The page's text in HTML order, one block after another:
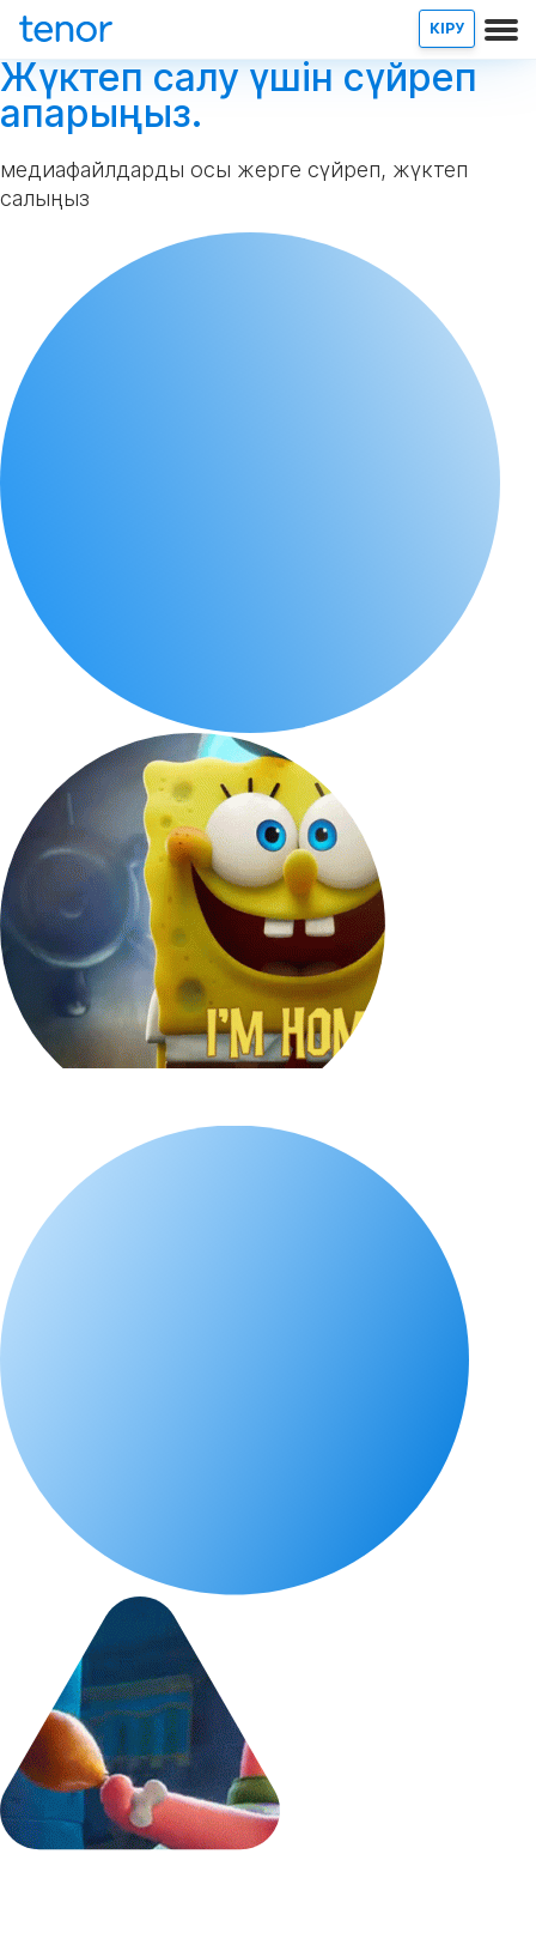
КІРУ
Жүктеп салу үшін сүйреп
апарыңыз.
медиафайлдарды осы жерге сүйреп, жүктеп
салыңыз